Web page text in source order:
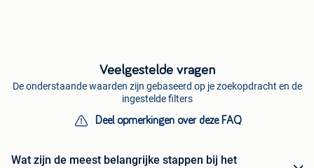
Veelgestelde vragen
De onderstaande waarden zijn gebaseerd op je zoekopdracht en de
ingestelde filters
Deel opmerkingen over deze FAQ
Wat zijn de meest belangrijke stappen bij het